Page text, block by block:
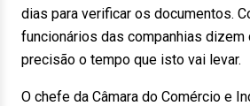
dias para verificar os documentos.
funcionários das companhias dizem
precisão o tempo que isto vai levar.
O chefe da Câmara do Comércio e